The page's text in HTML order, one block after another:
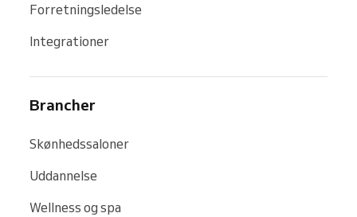
Forretningsledelse
Integrationer
Brancher
Skønhedssaloner
Uddannelse
Wellness og spa